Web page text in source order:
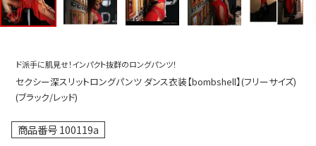
ス
アップ
ース
インワン／サロペット
ボトムス
ド派手に肌見せ！インパクト抜群のロングパンツ！
セクシー深スリットロングパンツ ダンス衣装【bombshell】(フリーサイズ)
(ブラック/レッド)
商品番号100119a